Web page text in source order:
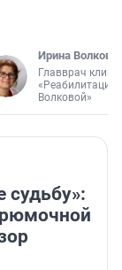
Ирина Волкова
Главврач
«Реабилитация
Волковой»
судьбу»:
рюмочной